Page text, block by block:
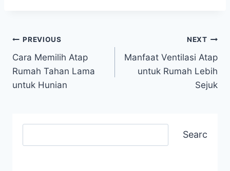
PREVIOUS
Cara Memilih Atap
Rumah Tahan Lama
untuk Hunian
NEXT
Manfaat Ventilasi Atap
untuk Rumah Lebih
Sejuk
Search